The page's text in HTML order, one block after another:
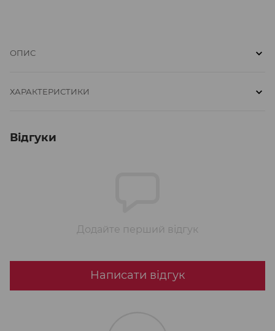
ОПИС
ХАРАКТЕРИСТИКИ
Відгуки
Додайте перший відгук
Написати відгук